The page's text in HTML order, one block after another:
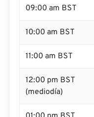
09:00 am BST
10:00 am BST
11:00 am BST
12:00 pm BST
(mediodía)